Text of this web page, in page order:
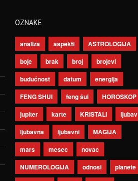
OZNAKE
analiza aspekti
ASTROLOGIJA
boje
brak broj
brojevi
budućnost
datum
energija
FENG SHUI
feng šui
HOROSKOP
jupiter
karte KRISTALI
ljubav
ljubavna
ljubavni
MAGIJA
mars
mesec
novac
NUMEROLOGIJA
odnosi
planete